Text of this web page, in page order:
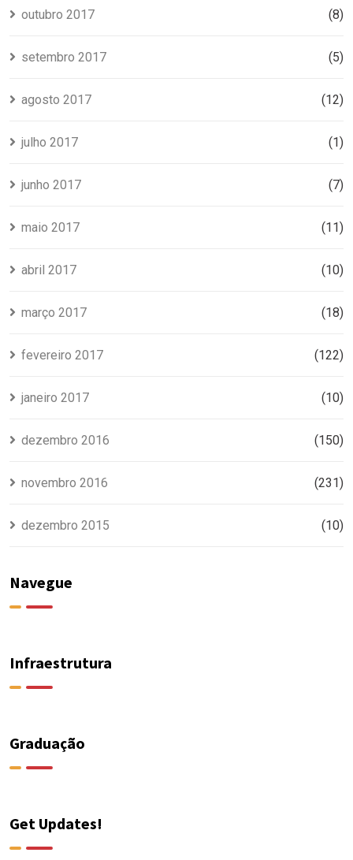
outubro 2017 (8)
setembro 2017 (5)
agosto 2017 (12)
julho 2017 (1)
junho 2017 (7)
maio 2017 (11)
abril 2017 (10)
março 2017 (18)
fevereiro 2017 (122)
janeiro 2017 (10)
dezembro 2016 (150)
novembro 2016 (231)
dezembro 2015 (10)
Navegue
Infraestrutura
Graduação
Get Updates!